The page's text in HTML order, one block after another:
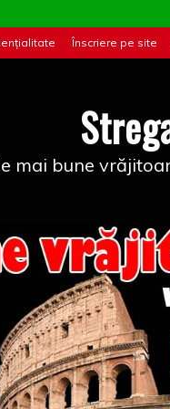
Înscriere pe site
mai bune